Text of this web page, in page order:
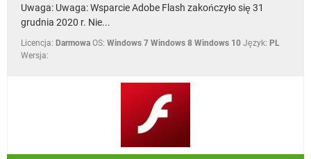
Uwaga: Uwaga: Wsparcie Adobe Flash zakończyło się 31
grudnia 2020 r. Nie...
Licencja: Darmowa OS: Windows 7 Windows 8 Windows 10 Język: PL
Wersja: